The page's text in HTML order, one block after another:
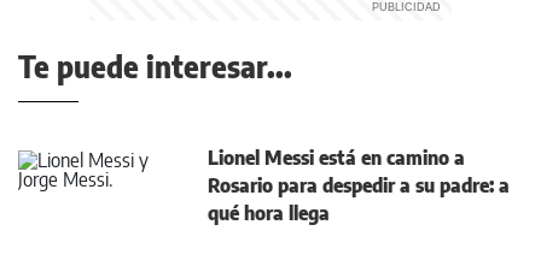
Te puede interesar...
Lionel Messi está en camino a
Rosario para despedir a su padre: a
qué hora llega